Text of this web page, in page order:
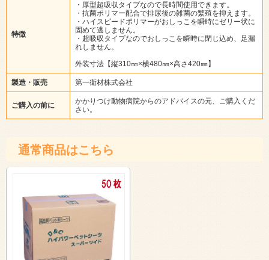
特徴
・厚型超吸収タイプなので長時間使用できます。
・抗菌ポリマー配合で排尿後の雑菌の繁殖を抑えます。
・ハイスピードポリマーがおしっこを瞬時にゼリー状に
固めて逃しません。
・超吸収タイプなのでおしっこを瞬時に閉じ込め、足漏
れしません。
外装寸法【縦310㎜×横480㎜×高さ420㎜】
製造・販売 第一衛材株式会社
ご購入の前に
かかりつけ動物病院からのアドバイスの元、ご購入くだ
さい。
通常商品はこちら